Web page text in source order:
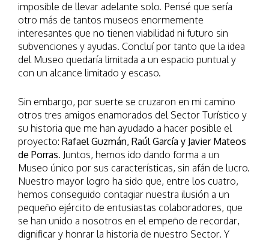
imposible de llevar adelante solo. Pensé que sería
otro más de tantos museos enormemente
interesantes que no tienen viabilidad ni futuro sin
subvenciones y ayudas. Concluí por tanto que la idea
del Museo quedaría limitada a un espacio puntual y
con un alcance limitado y escaso.
Sin embargo, por suerte se cruzaron en mi camino
otros tres amigos enamorados del Sector Turístico y
su historia que me han ayudado a hacer posible el
proyecto: Rafael Guzmán, Raúl García y Javier Mateos
de Porras. Juntos, hemos ido dando forma a un
Museo único por sus características, sin afán de lucro.
Nuestro mayor logro ha sido que, entre los cuatro,
hemos conseguido contagiar nuestra ilusión a un
pequeño ejército de entusiastas colaboradores, que
se han unido a nosotros en el empeño de recordar,
dignificar y honrar la historia de nuestro Sector. Y